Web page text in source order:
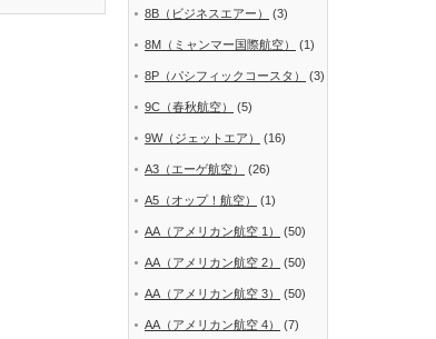
8B（ビジネスエアー） (3)
8M（ミャンマー国際航空） (1)
8P（パシフィックコースタ） (3)
9C（春秋航空） (5)
9W（ジェットエア） (16)
A3（エーゲ航空） (26)
A5（オップ！航空） (1)
AA（アメリカン航空 1） (50)
AA（アメリカン航空 2） (50)
AA（アメリカン航空 3） (50)
AA（アメリカン航空 4） (7)